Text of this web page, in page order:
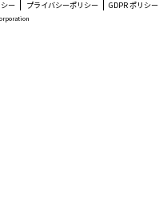
ー プライバシーポリシー GDPR ポリシー